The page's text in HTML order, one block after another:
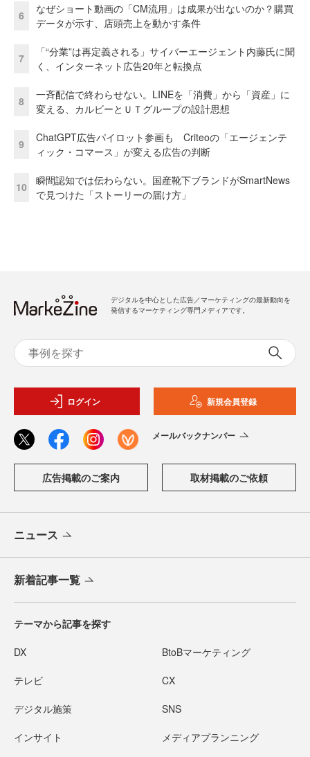
6
なぜショート動画の「CM流用」は成果が出ないのか？購買
データが示す、店頭売上を動かす条件
7
「“分業”は再定義される」サイバーエージェント内藤氏に聞
く、インターネット広告20年と転換点
8
一斉配信で終わらせない。LINEを「消費」から「資産」に
変える、カルビーとＵＴグループの設計思想
9
ChatGPT広告パイロット参画も Criteoの「エージェンテ
ィック・コマース」が変える広告の判断
10
瞬間認知では伝わらない。国産靴下ブランドがSmartNews
で見つけた「ストーリーの届け方」
デジタルを中心とした広告／マーケティングの最新動向を
発信するマーケティング専門メディアです。
ログイン 新規会員登録
メールバックナンバー
広告掲載のご案内 取材掲載のご依頼
ニュース
新着記事一覧
テーマから記事を探す
DX BtoBマーケティング
テレビ CX
デジタル施策 SNS
インサイト メディアプランニング